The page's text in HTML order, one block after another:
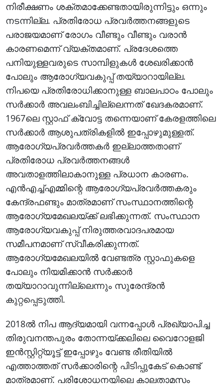
നിരീക്ഷണം ശക്തമാക്കേണ്ടതായിരുന്നിട്ടും ഒന്നും
നടന്നില്ല. പ്രതിരോധ പ്രവർത്തനങ്ങളുടെ
പരാജയമാണ് രോഗം വീണ്ടും വീണ്ടും വരാൻ
കാരണമെന്ന് വ്യക്തമാണ്. പ്രദേശത്തെ
പനിയുള്ളവരുടെ സാമ്പിളുകൾ ശേഖരിക്കാൻ
പോലും ആരോഗ്യവകുപ്പ് തയ്യാറായില്ല.
നിപയെ പ്രതിരോധിക്കാനുള്ള ബാലപാഠം പോലും
സർക്കാർ അവലംബിച്ചില്ലെന്നത് ഖേദകരമാണ്.
1967ലെ സ്റ്റാഫ് ക്വോട്ട തന്നെയാണ് കേരളത്തിലെ
സർക്കാർ ആശുപത്രികളിൽ ഇപ്പോഴുമുള്ളത്.
ആരോഗ്യപ്രവർത്തകർ ഇല്ലാത്തതാണ്
പ്രതിരോധ പ്രവർത്തനങ്ങൾ
അവതാളത്തിലാകാനുള്ള പ്രധാന കാരണം.
എൻഎച്ച്എമ്മിന്റെ ആരോഗ്യപ്രവർത്തകരും
കേന്ദ്രഫണ്ടും മാത്രമാണ് സംസ്ഥാനത്തിന്റെ
ആരോഗ്യമേഖലയ്ക്ക് ലഭിക്കുന്നത്. സംസ്ഥാന
ആരോഗ്യവകുപ്പ് നിരുത്തരവാദപരമായ
സമീപനമാണ് സ്വീകരിക്കുന്നത്.
ആരോഗ്യമേഖലയിൽ വേണ്ടത്ര സ്റ്റാഫുകളെ
പോലും നിയമിക്കാൻ സർക്കാർ
തയ്യാറാവുന്നില്ലെന്നും സുരേന്ദ്രൻ
കുറ്റപ്പെടുത്തി.
2018ൽ നിപ ആദ്യമായി വന്നപ്പോൾ പ്രഖ്യാപിച്ച
തിരുവനന്തപുരം തോന്നയ്ക്കലിലെ വൈറോളജി
ഇൻസ്റ്റിറ്റ്യൂട്ട് ഇപ്പോഴും വേണ്ട രീതിയിൽ
എത്താത്തത് സർക്കാരിന്റെ പിടിപ്പുകേട് കൊണ്ട്
മാത്രമാണ്. പരിശോധനയിലെ കാലതാമസം